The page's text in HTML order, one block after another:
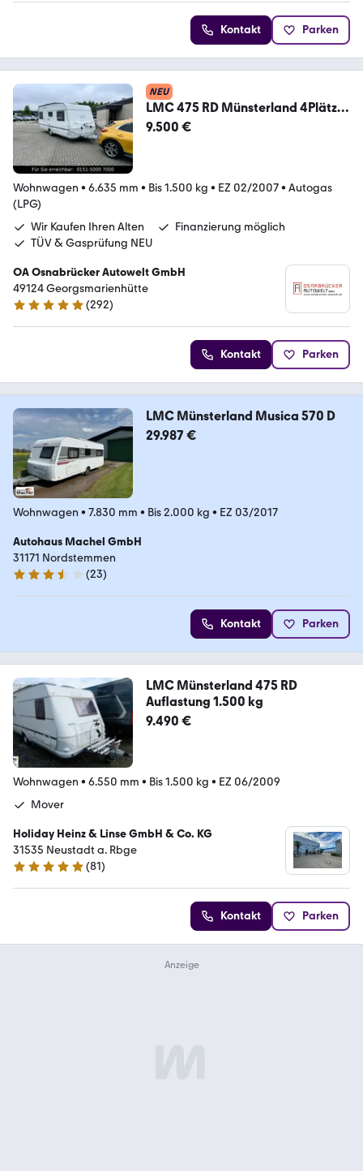
Kontakt Parken
NEU
LMC 475 RD Münsterland 4Plätze
Mover 1500KG
9.500 €
Wohnwagen • 6.635 mm • Bis 1.500 kg • EZ 02/2007• Autogas
(LPG)
Wir Kaufen Ihren Alten
Finanzierung möglich
TÜV & Gasprüfung NEU
OA Osnabrücker Autowelt GmbH
49124 Georgsmarienhütte
4.9 Sterne
(292)
Kontakt Parken
LMC Münsterland Musica 570 D
29.987 €
Wohnwagen • 7.830 mm • Bis 2.000 kg • EZ 03/2017
Autohaus Machel GmbH
31171 Nordstemmen
3.6 Sterne
(23)
Kontakt Parken
LMC Münsterland 475 RD
Auflastung 1.500 kg
9.490 €
Wohnwagen • 6.550 mm • Bis 1.500 kg • EZ 06/2009
Mover
Holiday Heinz & Linse GmbH & Co. KG
31535 Neustadt a. Rbge
5 Sterne
(81)
Kontakt Parken